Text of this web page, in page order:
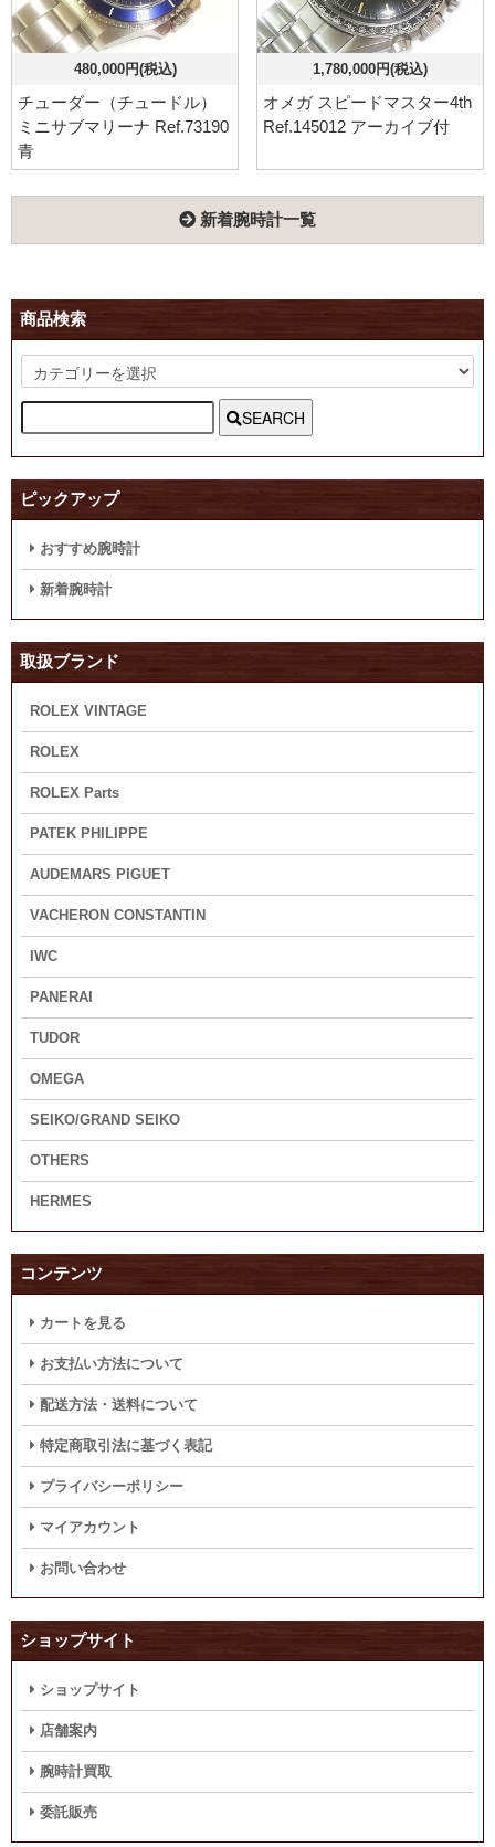
480,000円(税込)
チューダー（チュードル）
ミニサブマリーナ Ref.73190
青
1,780,000円(税込)
オメガ スピードマスター4th
Ref.145012 アーカイブ付
新着腕時計一覧
商品検索
SEARCH
ピックアップ
おすすめ腕時計
新着腕時計
取扱ブランド
ROLEX VINTAGE
ROLEX
ROLEX Parts
PATEK PHILIPPE
AUDEMARS PIGUET
VACHERON CONSTANTIN
IWC
PANERAI
TUDOR
OMEGA
SEIKO/GRAND SEIKO
OTHERS
HERMES
コンテンツ
カートを見る
お支払い方法について
配送方法・送料について
特定商取引法に基づく表記
プライバシーポリシー
マイアカウント
お問い合わせ
ショップサイト
ショップサイト
店舗案内
腕時計買取
委託販売